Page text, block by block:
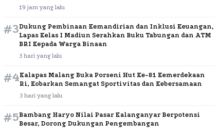
19 jam yang lalu
#3Dukung Pembinaan Kemandirian dan Inklusi Keuangan,
Lapas Kelas I Madiun Serahkan Buku Tabungan dan ATM
BRI Kepada Warga Binaan
3 hari yang lalu
#4Kalapas Malang Buka Porseni Hut Ke-81 Kemerdekaan
Ri, Kobarkan Semangat Sportivitas dan Kebersamaan
3 hari yang lalu
#5Bambang Haryo Nilai Pasar Kalanganyar Berpotensi
Besar, Dorong Dukungan Pengembangan